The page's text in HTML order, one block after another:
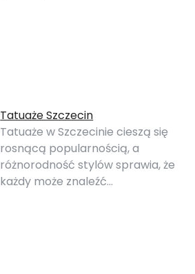
Tatuaże Szczecin
Tatuaże w Szczecinie cieszą się
rosnącą popularnością, a
różnorodność stylów sprawia, że
każdy może znaleźć…